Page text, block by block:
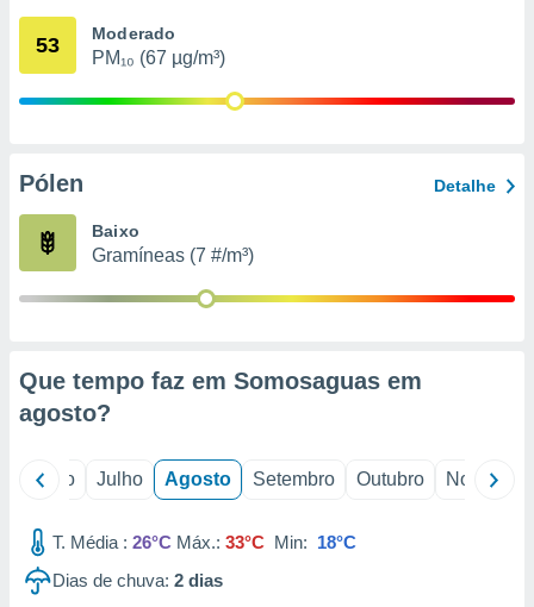
através
estudos
1199
53 Moderado
PM₁₀ (67 µg/m³)
Pólen Detalhe
Baixo
Gramíneas (7 #/m³)
Que tempo faz em Somosaguas em
agosto?
Junho Julho Agosto Setembro Outubro Novembro
T. Média : 26°C Máx.: 33°C Min: 18°C
Dias de chuva: 2 dias